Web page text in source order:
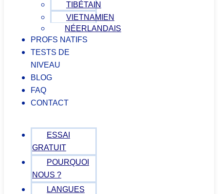
TIBÉTAIN
VIETNAMIEN
NÉERLANDAIS
PROFS NATIFS
TESTS DE
NIVEAU
BLOG
FAQ
CONTACT
ESSAI
GRATUIT
POURQUOI
NOUS ?
LANGUES